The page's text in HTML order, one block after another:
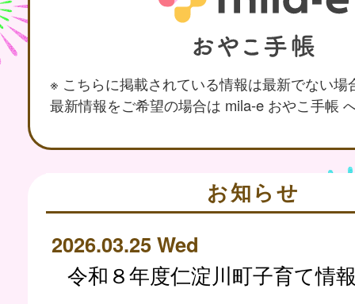
※ こちらに掲載されている情報は最新でない場
最新情報をご希望の場合は mila-e おやこ手帳
お知らせ
2026.03.25 Wed